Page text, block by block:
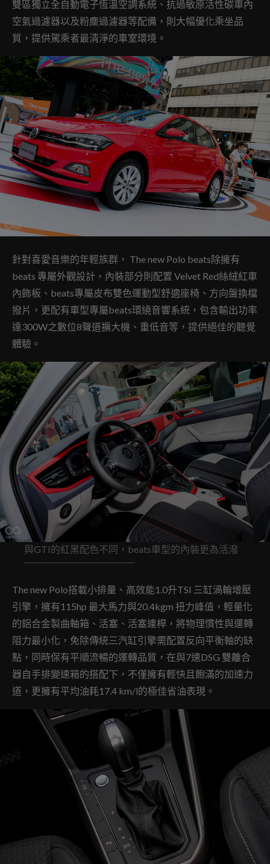
雙區獨立全自動電子恆溫空調系統、抗過敏原活性碳車內
空氣過濾器以及粉塵過濾器等配備，則大幅優化乘坐品
質，提供駕乘者最清淨的車室環境。
針對喜愛音樂的年輕族群， The new Polo beats除擁有
beats 專屬外觀設計，內裝部分則配置 Velvet Red絲絨紅車
內飾板、beats專屬皮布雙色運動型舒適座椅、方向盤換檔
撥片，更配有車型專屬beats環繞音響系統，包含輸出功率
達300W之數位8聲道擴大機、重低音等，提供絕佳的聽覺
體驗。
與GTI的紅黑配色不同，beats車型的內裝更為活潑
The new Polo搭載小排量、高效能1.0升TSI 三缸渦輪增壓
引擎，擁有115hp 最大馬力與20.4kgm 扭力峰值，輕量化
的鋁合金製曲軸箱、活塞、活塞連桿，將物理慣性與運轉
阻力最小化，免除傳統三汽缸引擎需配置反向平衡軸的缺
點，同時保有平順流暢的運轉品質，在與7速DSG 雙離合
器自手排變速箱的搭配下，不僅擁有輕快且飽滿的加速力
道，更擁有平均油耗17.4 km/l的極佳省油表現。